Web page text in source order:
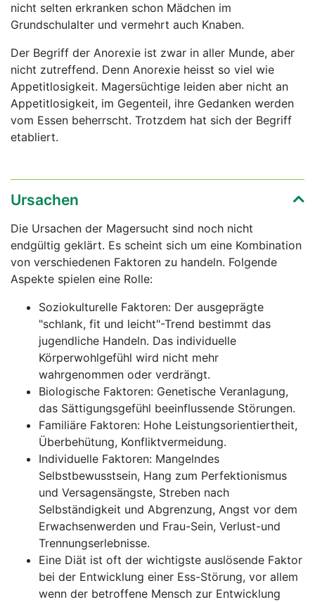
nicht selten erkranken schon Mädchen im
Grundschulalter und vermehrt auch Knaben.
Der Begriff der Anorexie ist zwar in aller Munde, aber
nicht zutreffend. Denn Anorexie heisst so viel wie
Appetitlosigkeit. Magersüchtige leiden aber nicht an
Appetitlosigkeit, im Gegenteil, ihre Gedanken werden
vom Essen beherrscht. Trotzdem hat sich der Begriff
etabliert.
Ursachen
Die Ursachen der Magersucht sind noch nicht
endgültig geklärt. Es scheint sich um eine Kombination
von verschiedenen Faktoren zu handeln. Folgende
Aspekte spielen eine Rolle:
Soziokulturelle Faktoren: Der ausgeprägte
"schlank, fit und leicht"-Trend bestimmt das
jugendliche Handeln. Das individuelle
Körperwohlgefühl wird nicht mehr
wahrgenommen oder verdrängt.
Biologische Faktoren: Genetische Veranlagung,
das Sättigungsgefühl beeinflussende Störungen.
Familiäre Faktoren: Hohe Leistungsorientiertheit,
Überbehütung, Konfliktvermeidung.
Individuelle Faktoren: Mangelndes
Selbstbewusstsein, Hang zum Perfektionismus
und Versagensängste, Streben nach
Selbständigkeit und Abgrenzung, Angst vor dem
Erwachsenwerden und Frau-Sein, Verlust-und
Trennungserlebnisse.
Eine Diät ist oft der wichtigste auslösende Faktor
bei der Entwicklung einer Ess-Störung, vor allem
wenn der betroffene Mensch zur Entwicklung